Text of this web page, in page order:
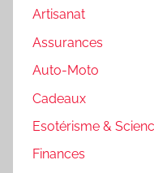
Artisanat
Assurances
Auto-Moto
Cadeaux
Esotérisme &
Finances